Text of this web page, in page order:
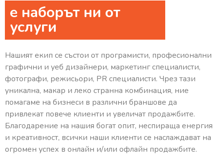
е наборът ни от
услуги
Нашият екип се състои от програмисти, професионални
графични и уеб дизайнери, маркетинг специалисти,
фотографи, режисьори, PR специалисти. Чрез тази
уникална, макар и леко странна комбинация, ние
помагаме на бизнеси в различни браншове да
привлекат повече клиенти и увеличат продажбите.
Благодарение на нашия богат опит, неспираща енергия
и креативност, всички наши клиенти се наслаждават на
огромен успех в онлайн и/или офлайн продажбите.